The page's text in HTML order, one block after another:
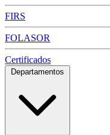
FIRS
FOLASOR
Certificados
Departamentos